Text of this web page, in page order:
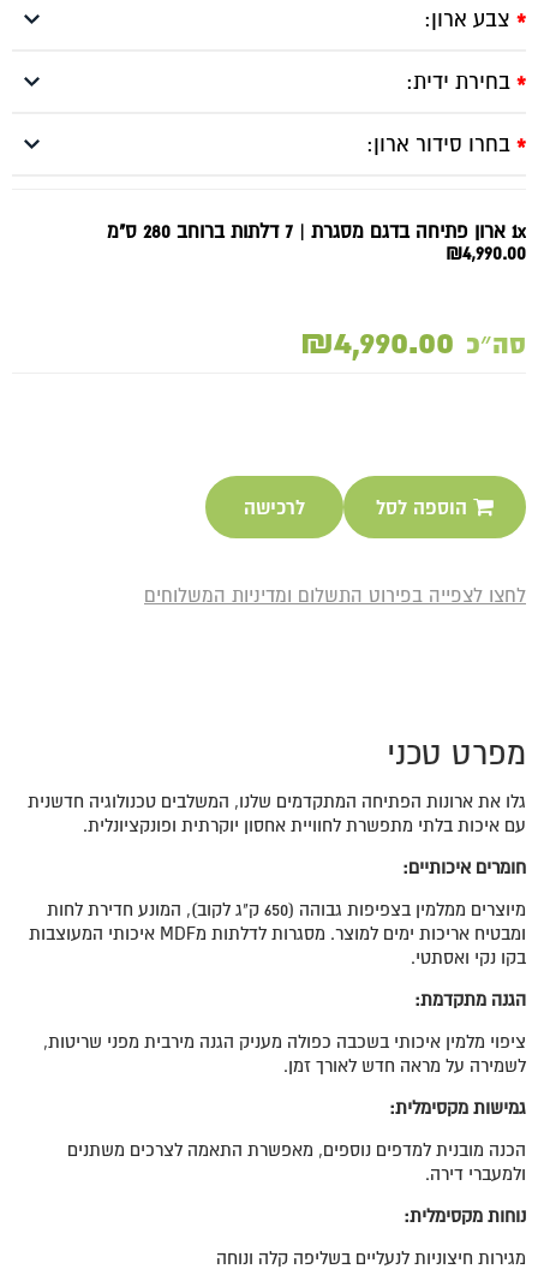
* צבע ארון:
* בחירת ידית:
* בחרו סידור ארון:
1x ארון פתיחה בדגם מסגרת | 7 דלתות ברוחב 280 ס"מ
₪4,990.00
סה״כ ₪4,990.00
הוספה לסל לרכישה
לחצו לצפייה בפירוט התשלום ומדיניות המשלוחים
מפרט טכני
גלו את ארונות הפתיחה המתקדמים שלנו, המשלבים טכנולוגיה חדשנית
עם איכות בלתי מתפשרת לחוויית אחסון יוקרתית ופונקציונלית.
חומרים איכותיים:
מיוצרים ממלמין בצפיפות גבוהה (650 ק"ג לקוב), המונע חדירת לחות
ומבטיח אריכות ימים למוצר. מסגרות לדלתות מMDF איכותי המעוצבות
בקו נקי ואסתטי.
הגנה מתקדמת:
ציפוי מלמין איכותי בשכבה כפולה מעניק הגנה מירבית מפני שריטות,
לשמירה על מראה חדש לאורך זמן.
גמישות מקסימלית:
הכנה מובנית למדפים נוספים, מאפשרת התאמה לצרכים משתנים
ולמעברי דירה.
נוחות מקסימלית:
מגירות חיצוניות לנעליים בשליפה קלה ונוחה